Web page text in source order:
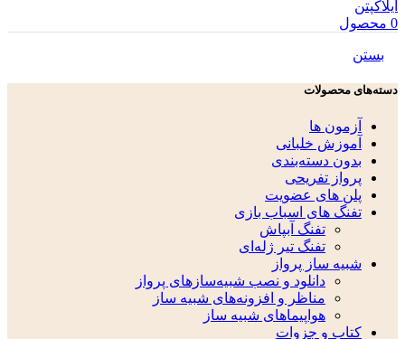
0 محصول
بستن
دسته‌های محصولات
آزمون ها
آموزش خلبانی
بدون دسته‌بندی
پرواز تفریحی
پلن های عضویت
تفنگ های اسباب بازی
تفنگ آبپاش
تفنگ تیر ژله‌ای
شبیه ساز پرواز
دانلود و نصب شبیه‌سازهای پرواز
مناظر و افزونه‌های شبیه ساز
هواپیماهای شبیه ساز
کتاب و جزوات